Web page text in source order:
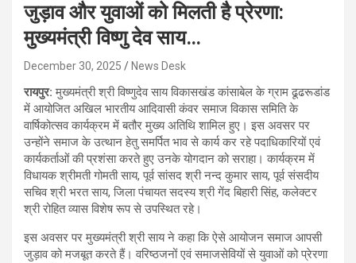
जुड़ाव और युवाओं को मिलती है प्रेरणा:
मुख्यमंत्री विष्णु देव साय…
December 30, 2025 News Desk
रायपुर:मुख्यमंत्री श्री विष्णुदेव साय विकासखंड कांसाबेल के ग्राम ढूढरूडांड
में आयोजित अखिल भारतीय आदिवासी कंवर समाज विकास समिति के
वार्षिकोत्सव कार्यक्रम में बतौर मुख्य अतिथि शामिल हुए। इस अवसर पर
उन्होंने समाज के उत्थान हेतु समर्पित भाव से कार्य कर रहे पदाधिकारियों एवं
कार्यकर्ताओं की प्रशंसा करते हुए उनके योगदान को सराहा। कार्यक्रम में
विधायक श्रीमती गोमती साय, पूर्व सांसद श्री नन्द कुमार साय, पूर्व संसदीय
सचिव श्री भरत साय, जिला पंचायत सदस्य श्री गेंद बिहारी सिंह, कलेक्टर
श्री रोहित व्यास विशेष रूप से उपस्थित रहे।
इस अवसर पर मुख्यमंत्री श्री साय ने कहा कि ऐसे आयोजन समाज आपसी
जुड़ाव को मजबूत करते हैं। वरिष्ठजनों एवं समाजसेवियों से युवाओं को प्रेरणा